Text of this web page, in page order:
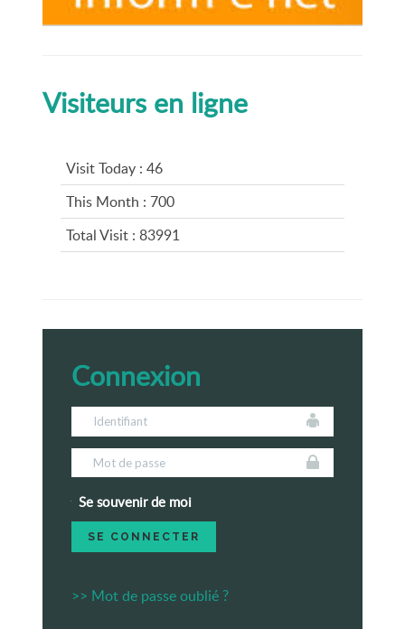
Visiteurs en ligne
Visit Today : 46
This Month : 700
Total Visit : 83991
Connexion
Se souvenir de moi
>> Mot de passe oublié ?